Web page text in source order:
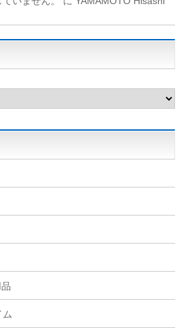
ム